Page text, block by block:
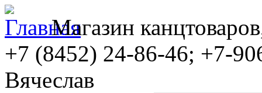
Магазин
+7 (8452) 24-86-46; +7-
Вячеслав